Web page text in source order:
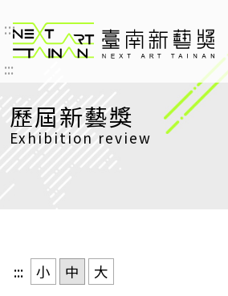
:::臺南新藝獎 NEXT
:::
歷屆新藝獎
Exhibition review
::: 小 中 大